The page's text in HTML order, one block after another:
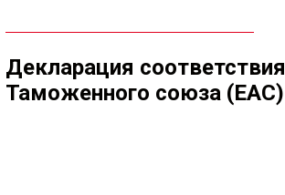
Декларация соответствия
Таможенного союза (ЕАС)